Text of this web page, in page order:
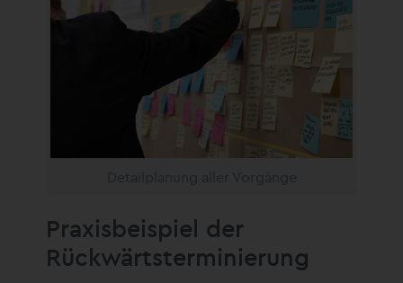
Praxisbeispiel der
Rückwärtsterminierung